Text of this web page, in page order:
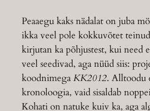
Peaaegu kaks nädalat on juba
ikka veel pole kokkuvõtet
kirjutan ka põhjustest, kui need
veel seedivad, aga nüüd siis:
koodnimegaKK2012. Alltoodu
kronoloogia, vaid sisaldab
Kohati on natuke kuiv ka, aga